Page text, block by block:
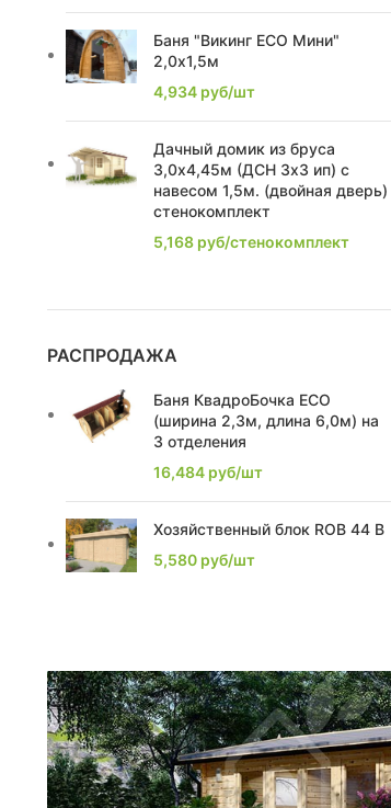
2,17 1
2,2
2,74
1
2,86
2.1 2
2.2
2.9 1
2.93 1
3,75 1
Баня "Викинг ECO Мини"
2,0х1,5м
4,934 руб/шт
Дачный домик из бруса
3,0х4,45м (ДСН 3х3 ип) с
навесом 1,5м. (двойная дверь)
стенокомплект
5,168 руб/стенокомплект
РАСПРОДАЖА
Баня КвадроБочка ECO
(ширина 2,3м, длина 6,0м) на
3 отделения
16,484 руб/шт
Хозяйственный блок ROB 44 B
5,580 руб/шт